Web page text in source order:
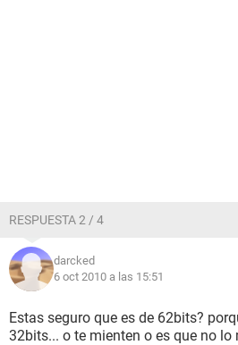
RESPUESTA 2 / 4
darcked
6 oct 2010 a las 15:51
Estas seguro que es de 62bits?
32bits... o te mienten o es que no lo